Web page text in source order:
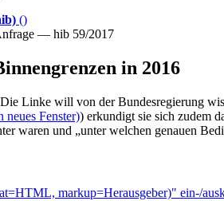
()
— hib 59/2017
in 2016
Linke will von der Bundesregierung
Fenster)) erkundigt sie sich zudem
waren und „unter welchen genauen
markup=Herausgeber)" ein-/